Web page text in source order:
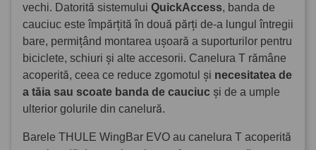
vechi. Datorită sistemului QuickAccess, banda de
cauciuc este împărțită în două părți de-a lungul întregii
bare, permițând montarea ușoară a suporturilor pentru
biciclete, schiuri și alte accesorii. Canelura T rămâne
acoperită, ceea ce reduce zgomotul și necesitatea de
a tăia sau scoate banda de cauciuc și de a umple
ulterior golurile din canelură.
Barele THULE WingBar EVO au canelura T acoperită